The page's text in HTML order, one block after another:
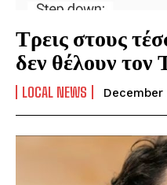
Τρεις στους
δεν θέλουν τον
LOCAL NEWS December